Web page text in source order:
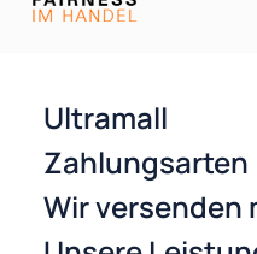
passende Produkte
History
Zahlungsarten